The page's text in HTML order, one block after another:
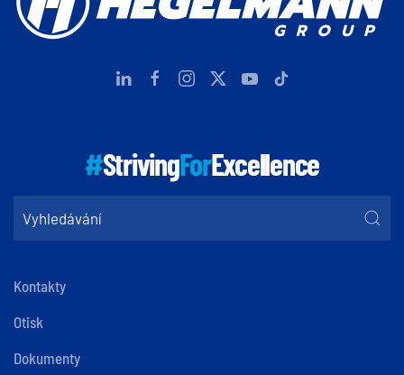
#StrivingForExcellence
Kontakty
Otisk
Dokumenty